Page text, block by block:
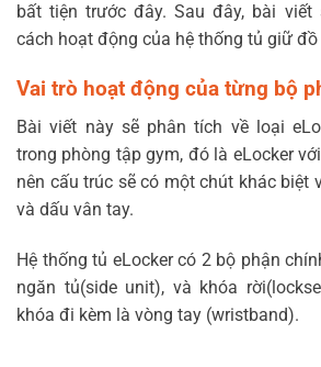
bất tiện trước đây. Sau đây, bài
cách hoạt động của hệ thống tủ giữ
Vai trò hoạt động của từng bộ
Bài viết này sẽ phân tích về loại
trong phòng tập gym, đó là eLocker
nên cấu trúc sẽ có một chút khác biệt
và dấu vân tay.
Hệ thống tủ eLocker có 2 bộ phận
ngăn tủ(side unit), và khóa
khóa đi kèm là vòng tay (wristband).